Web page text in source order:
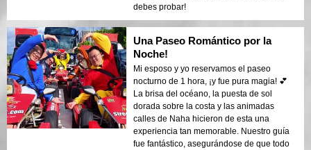
debes probar!
Una Paseo Romántico por la
Noche!
Mi esposo y yo reservamos el paseo
nocturno de 1 hora, ¡y fue pura magia! 💕
La brisa del océano, la puesta de sol
dorada sobre la costa y las animadas
calles de Naha hicieron de esta una
experiencia tan memorable. Nuestro guía
fue fantástico, asegurándose de que todo